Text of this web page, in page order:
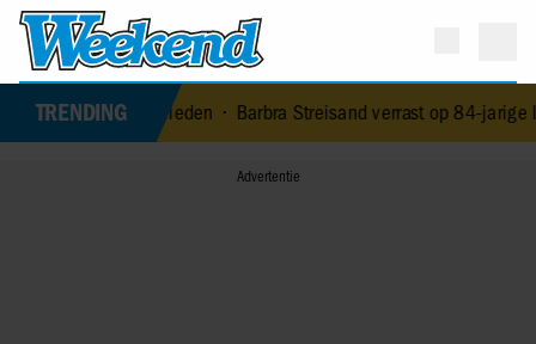
TRENDING
(79) overleden Barbra Streisand verrast op 84-jarige leeftijd